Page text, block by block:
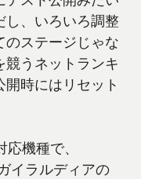
し、いろいろ調整
のステージじゃな
競うネットランキ
時にはリセット
機種で、
イラルディアの